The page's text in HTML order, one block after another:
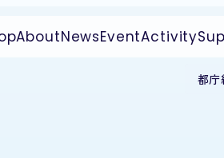
AboutNewsEventActivity
都庁